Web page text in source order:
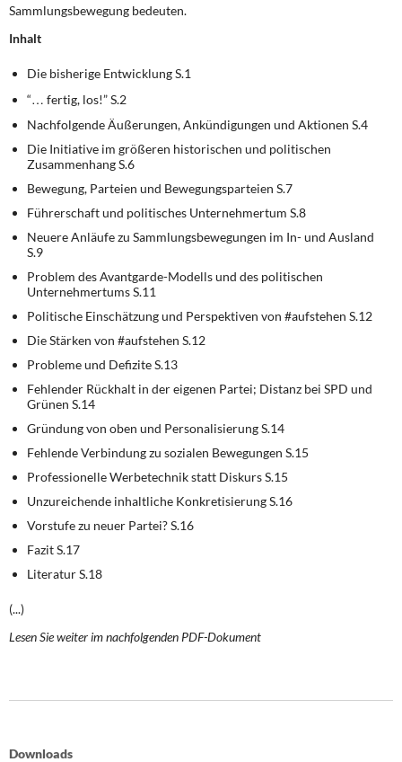
Sammlungsbewegung bedeuten.
Inhalt
Die bisherige Entwicklung S.1
“… fertig, los!” S.2
Nachfolgende Äußerungen, Ankündigungen und Aktionen S.4
Die Initiative im größeren historischen und politischen
Zusammenhang S.6
Bewegung, Parteien und Bewegungsparteien S.7
Führerschaft und politisches Unternehmertum S.8
Neuere Anläufe zu Sammlungsbewegungen im In- und Ausland
S.9
Problem des Avantgarde-Modells und des politischen
Unternehmertums S.11
Politische Einschätzung und Perspektiven von #aufstehen S.12
Die Stärken von #aufstehen S.12
Probleme und Defizite S.13
Fehlender Rückhalt in der eigenen Partei; Distanz bei SPD und
Grünen S.14
Gründung von oben und Personalisierung S.14
Fehlende Verbindung zu sozialen Bewegungen S.15
Professionelle Werbetechnik statt Diskurs S.15
Unzureichende inhaltliche Konkretisierung S.16
Vorstufe zu neuer Partei? S.16
Fazit S.17
Literatur S.18
(...)
Lesen Sie weiter im nachfolgenden PDF-Dokument
Downloads